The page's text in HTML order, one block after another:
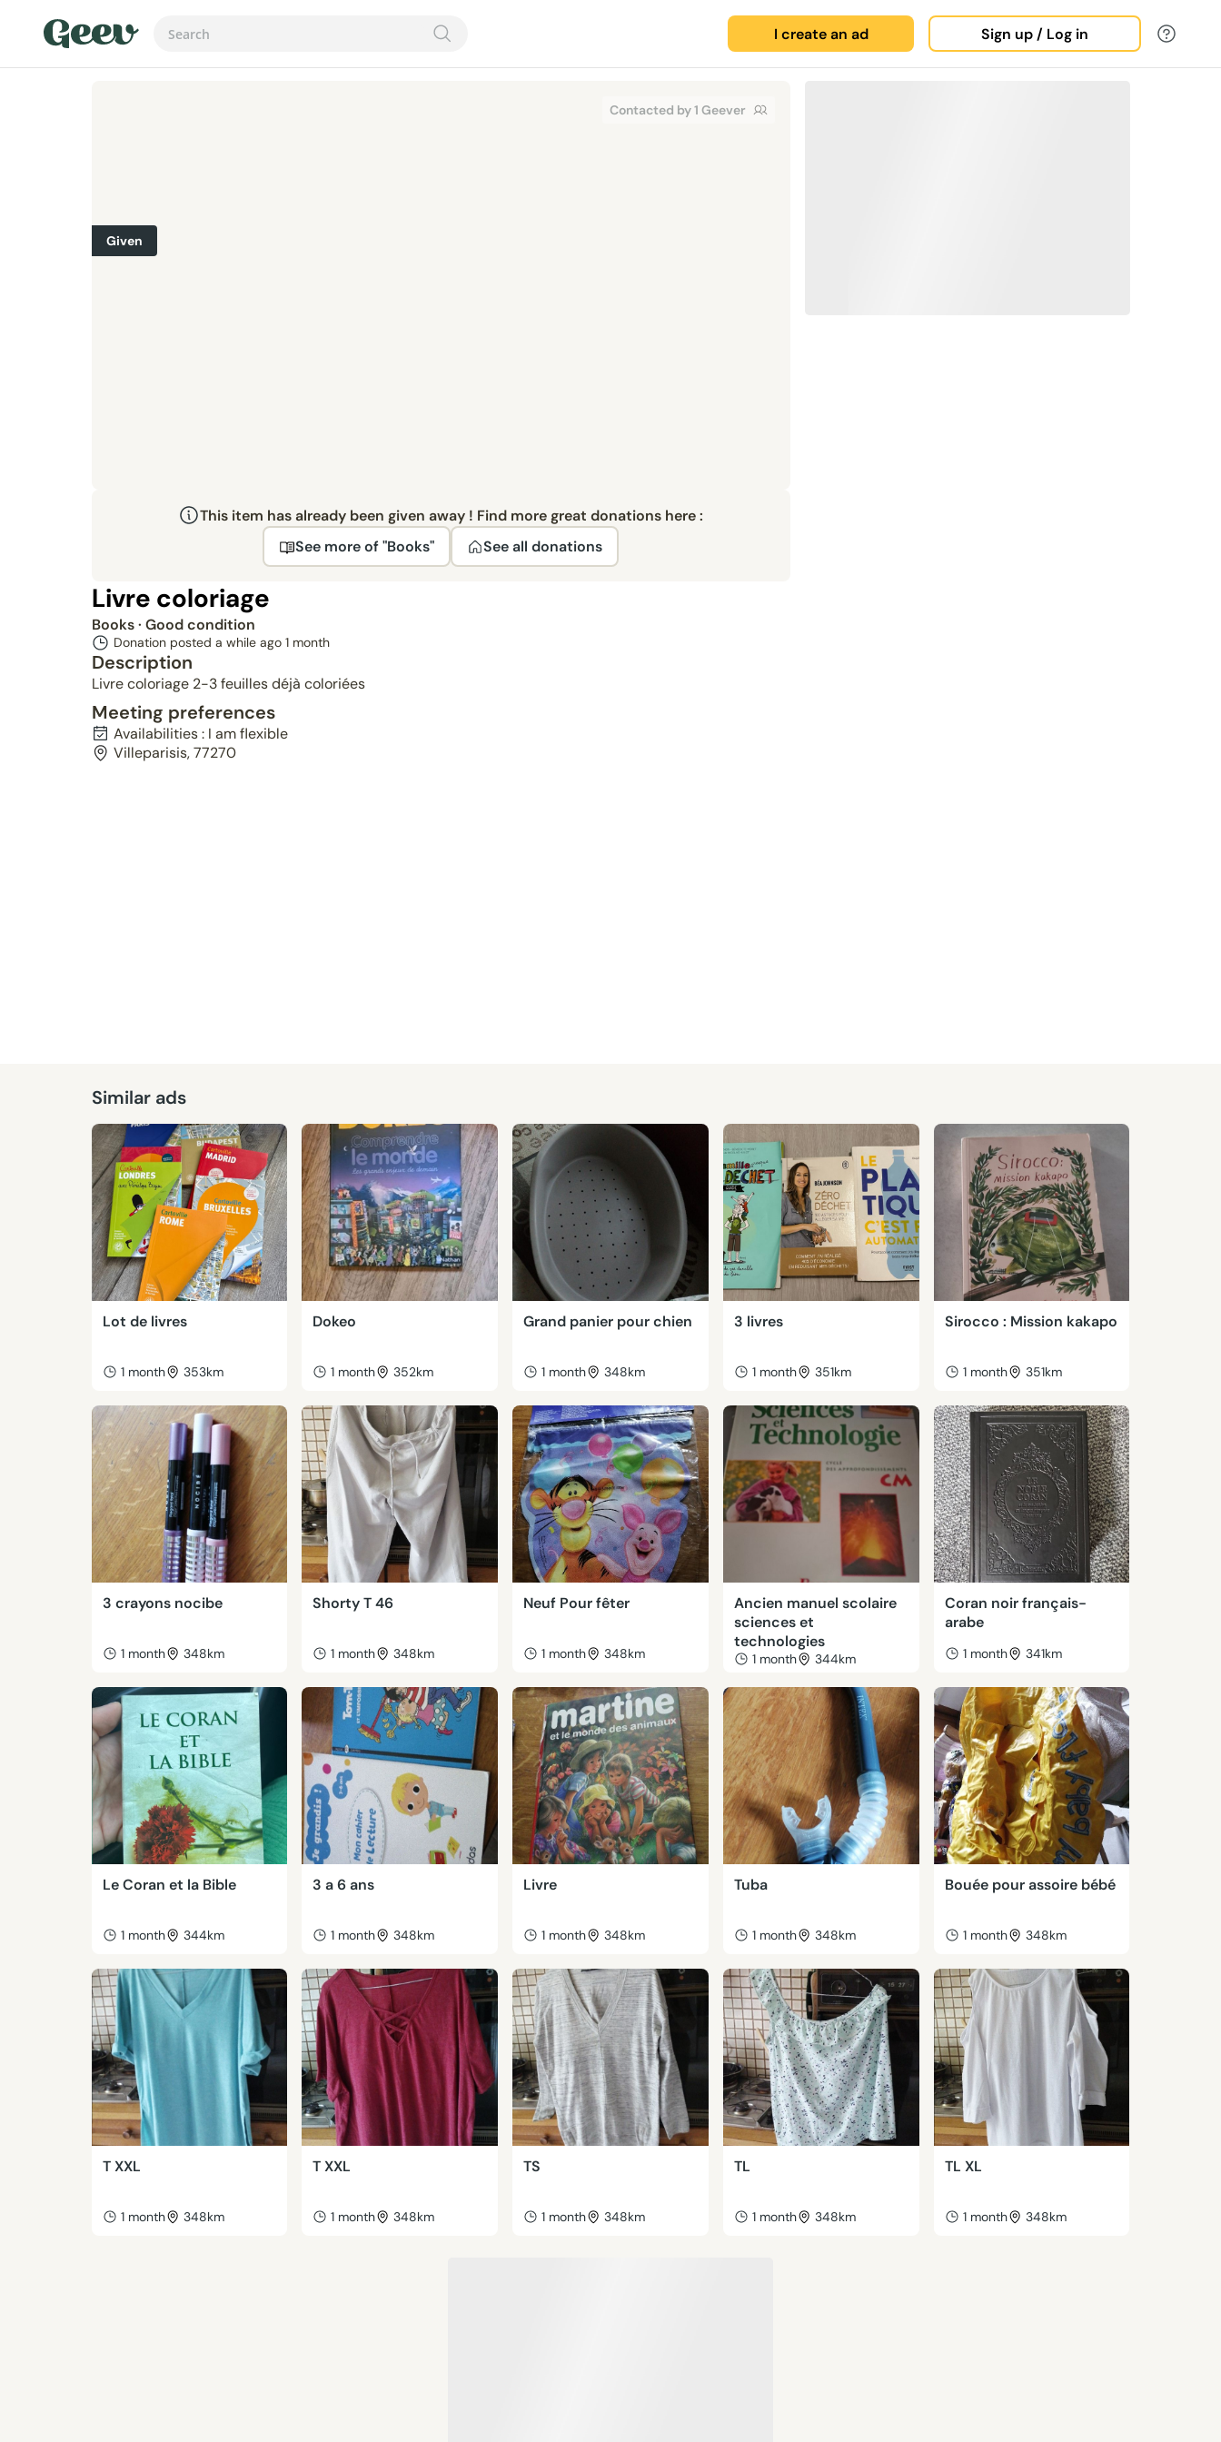
I create an ad Sign up / Log in
Contacted by 1 Geever
Given
This item has already been given away ! Find more great donations here :
See more of "Books"
See all donations
Livre coloriage
Books· Good condition
Donation posted a while ago 1 month
Description
Livre coloriage 2-3 feuilles déjà coloriées
Meeting preferences
Availabilities : I am flexible
Villeparisis, 77270
Similar ads
Lot de livres
1 month 353km
Dokeo
1 month 352km
Grand panier pour chien
1 month 348km
3 livres
1 month 351km
Sirocco : Mission kakapo
1 month 351km
3 crayons nocibe
1 month 348km
Shorty T 46
1 month 348km
Neuf Pour fêter
1 month 348km
Ancien manuel scolaire
sciences et
technologies
1 month 344km
Coran noir français-
arabe
1 month 341km
Le Coran et la Bible
1 month 344km
3 a 6 ans
1 month 348km
Livre
1 month 348km
Tuba
1 month 348km
Bouée pour assoire bébé
1 month 348km
T XXL
1 month 348km
T XXL
1 month 348km
TS
1 month 348km
TL
1 month 348km
TL XL
1 month 348km